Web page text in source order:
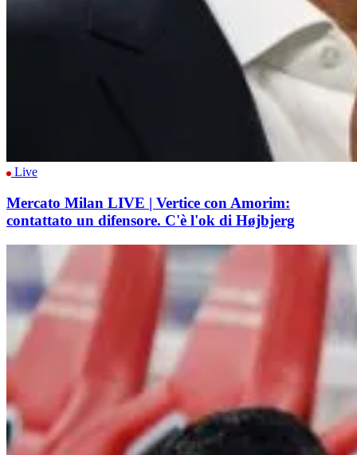
Live
Mercato Milan LIVE | Vertice con Amorim:
contattato un difensore. C'è l'ok di Højbjerg